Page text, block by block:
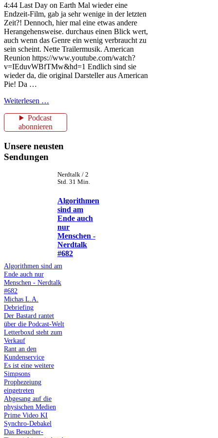
4:44 Last Day on Earth Mal wieder eine
Endzeit-Film, gab ja sehr wenige in der letzten
Zeit?! Dennoch, hier mal eine etwas andere
Herangehensweise. durchaus einen Blick wert,
auch wenn das Genre ein wenig verbraucht zu
sein scheint. Nette Trailermusik. American
Reunion https://www.youtube.com/watch?
v=IEduvWBfTMw&hd=1 Endlich sind sie
wieder da, die original Darsteller aus American
Pie! Da …
Weiterlesen …
Podcast
abonnieren
Unsere neusten
Sendungen
Nerdtalk / 2
Std. 31 Min.
Algorithmen
sind am
Ende auch
nur
Menschen -
Nerdtalk
#682
Algorithmen sind am
Ende auch nur
Menschen - Nerdtalk
#682
Michas L.A.
Debriefing
Der Bastard rantet
über die Podcast-Welt
Letterboxd steht zum
Verkauf
Rant an den
Kundenservice
Es ist eine weitere
Simpsons
Prophezeiung
eingetreten
Abgesang auf die
physischen Medien
Prime Video KI
Synchro-Debakel
Das Besucher-